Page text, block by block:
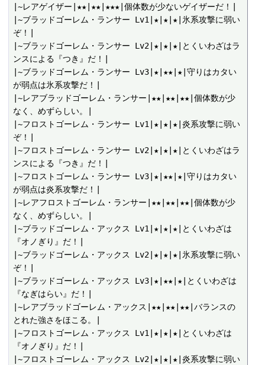
|~レアゲイザー|★★|★★|★★★|個体数が少ないゲイザーだ！|
|~ブラッドゴーレム・ランサー Lv1|★|★|★|氷系攻撃に弱い
ぞ！|
|~ブラッドゴーレム・ランサー Lv2|★|★|★|とくいわざはラ
ンスによる『つき』だ！|
|~ブラッドゴーレム・ランサー Lv3|★|★★|★|守りはカタい
が弱点は氷系攻撃だ！|
|~レアブラッドゴーレム・ランサー|★★|★★|★★|個体数が少
なく、めずらしい。|
|~フロストゴーレム・ランサー Lv1|★|★|★|炎系攻撃に弱い
ぞ！|
|~フロストゴーレム・ランサー Lv2|★|★|★|とくいわざはラ
ンスによる『つき』だ！|
|~フロストゴーレム・ランサー Lv3|★|★★|★|守りはカタい
が弱点は炎系攻撃だ！|
|~レアフロストゴーレム・ランサー|★★|★★|★★|個体数が少
なく、めずらしい。|
|~ブラッドゴーレム・アックス Lv1|★|★|★|とくいわざは
『オノぎり』だ！|
|~ブラッドゴーレム・アックス Lv2|★|★|★|氷系攻撃に弱い
ぞ！|
|~ブラッドゴーレム・アックス Lv3|★|★★|★|とくいわざは
『なぎはらい』だ！|
|~レアブラッドゴーレム・アックス|★★|★★|★★|バランスの
とれた強さをほこる。|
|~フロストゴーレム・アックス Lv1|★|★|★|とくいわざは
『オノぎり』だ！|
|~フロストゴーレム・アックス Lv2|★|★|★|炎系攻撃に弱い